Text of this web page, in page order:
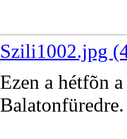
Szili1002.jpg
Ezen a hétfõn
Balatonfüredre.